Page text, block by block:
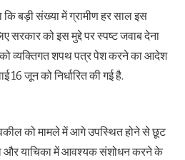
कि बड़ी संख्या में ग्रामीण हर साल इस
सरकार को इस मुद्दे पर स्पष्ट जवाब देना
को व्यक्तिगत शपथ पत्र पेश करने का आदेश
16 जून को निर्धारित की गई है.
वकील को मामले में आगे उपस्थित होने से छूट
और याचिका में आवश्यक संशोधन करने के